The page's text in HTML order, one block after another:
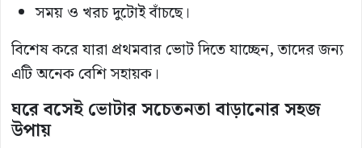
সময় ও খরচ দুটোই বাঁচছে।
বিশেষ করে যারা প্রথমবার ভোট দিতে যাচ্ছেন, তাদের জন্য
এটি অনেক বেশি সহায়ক।
ঘরে বসেই ভোটার সচেতনতা বাড়ানোর সহজ
উপায়